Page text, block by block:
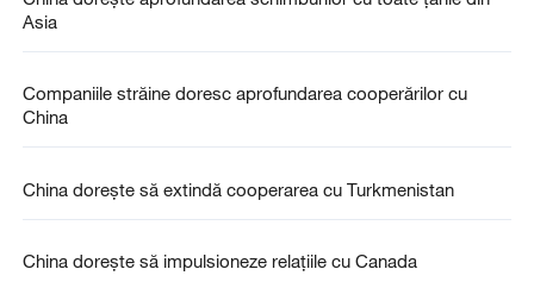
Asia
Companiile străine doresc aprofundarea cooperărilor cu
China
China dorește să extindă cooperarea cu Turkmenistan
China dorește să impulsioneze relațiile cu Canada